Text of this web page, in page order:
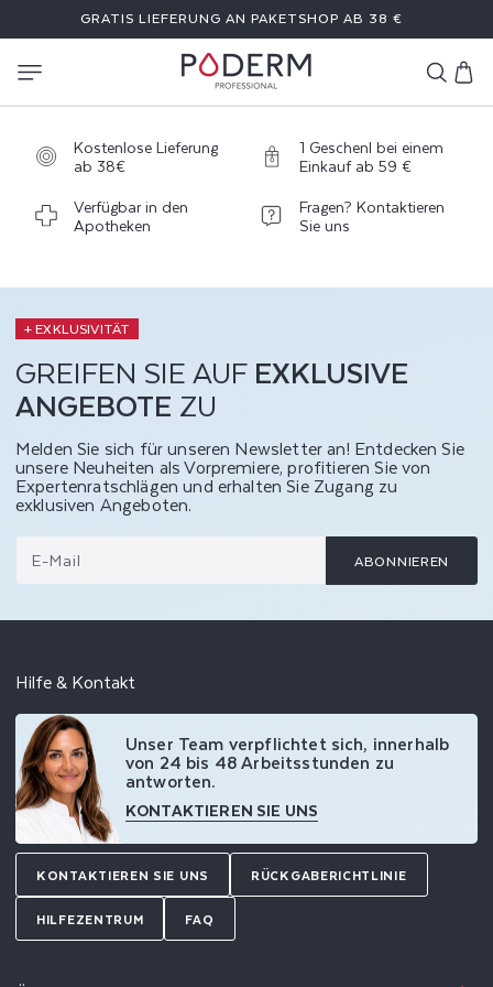
INHALT
GRATIS LIEFERUNG AN PAKETSHOP AB 38 €
Kostenlose Lieferung
ab 38€
1 Geschenl bei einem
Einkauf ab 59 €
Verfügbar in den
Apotheken
Fragen? Kontaktieren
Sie uns
+ EXKLUSIVITÄT
GREIFEN SIE AUFEXKLUSIVE
ANGEBOTE ZU
Melden Sie sich für unseren Newsletter an! Entdecken Sie
unsere Neuheiten als Vorpremiere, profitieren Sie von
Expertenratschlägen und erhalten Sie Zugang zu
exklusiven Angeboten.
E-Mail ABONNIEREN
Hilfe & Kontakt
Unser Team verpflichtet sich, innerhalb
von 24 bis 48 Arbeitsstunden zu
antworten.
KONTAKTIEREN SIE UNS
KONTAKTIEREN SIE UNS RÜCKGABERICHTLINIE
HILFEZENTRUM FAQ